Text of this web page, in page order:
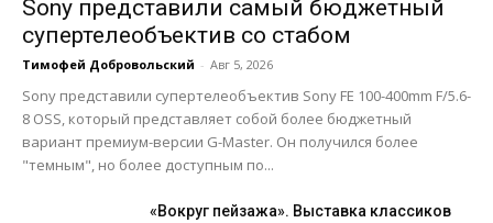
09:02
освещения
V — значит победа? Обзор Sony A7 V против
20:05
нюанс...
19:06
Sony представили самый бюджетный
супертелеобъектив со стабом
Тимофей Добровольский - Авг 5, 2026
Sony представили супертелеобъектив Sony FE 100-400mm F/5.6-
8 OSS, который представляет собой более бюджетный
вариант премиум-версии G-Master. Он получился более
"темным", но более доступным по...
«Вокруг пейзажа». Выставка классиков